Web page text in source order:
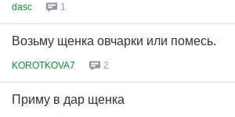
dasc 1
Возьму щенка овчарки или помесь.
KOROTKOVA7 2
Приму в дар щенка